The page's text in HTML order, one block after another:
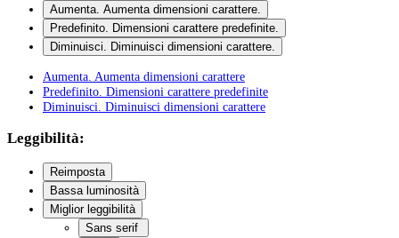
Aumenta. Aumenta dimensioni carattere.
Predefinito. Dimensioni carattere predefinite.
Diminuisci. Diminuisci dimensioni carattere.
Aumenta . Aumenta dimensioni carattere
Predefinito . Dimensioni carattere predefinite
Diminuisci . Diminuisci dimensioni carattere
Leggibilità:
Reimposta
Bassa luminosità
Miglior leggibilità
Sans serif